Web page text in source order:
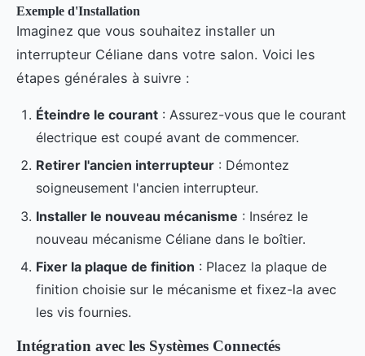
Exemple d'Installation
Imaginez que vous souhaitez installer un
interrupteur Céliane dans votre salon. Voici les
étapes générales à suivre :
Éteindre le courant : Assurez-vous que le courant
électrique est coupé avant de commencer.
Retirer l'ancien interrupteur : Démontez
soigneusement l'ancien interrupteur.
Installer le nouveau mécanisme : Insérez le
nouveau mécanisme Céliane dans le boîtier.
Fixer la plaque de finition : Placez la plaque de
finition choisie sur le mécanisme et fixez-la avec
les vis fournies.
Intégration avec les Systèmes Connectés